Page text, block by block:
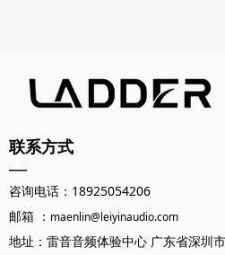
联系方式
—
咨询电话：18925054206
邮箱 ： maenlin@leiyinaudio.com
地址：雷音音频体验中心 广东省深圳